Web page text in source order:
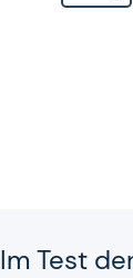
Im Test